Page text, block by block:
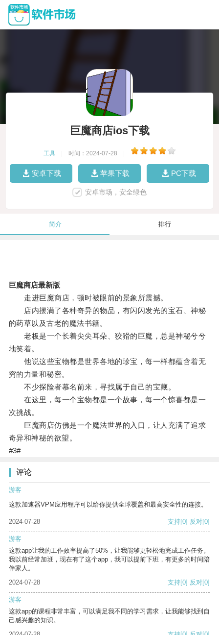
巨魔商店ios下载
工具 时间：2024-07-28
安卓下载 苹果下载 PC下载
安卓市场，安全绿色
简介 排行
巨魔商店最新版
走进巨魔商店，顿时被眼前的景象所震撼。
店内摆满了各种奇异的物品，有闪闪发光的宝石、神秘
的药草以及古老的魔法书籍。
老板是一个长着尖尖耳朵、狡猾的巨魔，总是神秘兮兮
地笑着。
他说这些宝物都是世界各地的珍宝，每一样都蕴含着无
穷的力量和秘密。
不少探险者慕名前来，寻找属于自己的宝藏。
在这里，每一个宝物都是一个故事，每一个惊喜都是一
次挑战。
巨魔商店仿佛是一个魔法世界的入口，让人充满了追求
奇异和神秘的欲望。
#3#
评论
游客
这款加速器VPM应用程序可以给你提供全球覆盖和最高安全性的连接。
2024-07-28 支持[0] 反对[0]
游客
这款app让我的工作效率提高了50%，让我能够更轻松地完成工作任务。
我以前经常加班，现在有了这个app，我可以提前下班，有更多的时间陪
伴家人。
2024-07-28
支持[0] 反对[0]
游客
这款app的课程非常丰富，可以满足我不同的学习需求，让我能够找到自
己感兴趣的知识。